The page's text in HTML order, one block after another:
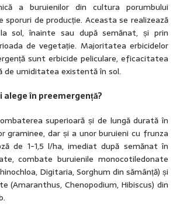
a buruienilor din cultura porumbului
de producție. Aceasta se realizează
sol, înainte sau după semănat, și prin
de vegetație. Majoritatea erbicidelor
sunt erbicide peliculare, eficacitatea
de umiditatea existentă în sol.
alege în preemergență?
superioară și de lungă durată în
graminee, dar și a unor buruieni cu frunza
de 1-1,5 l/ha, imediat după semănat în
combate buruienile monocotiledonate
Digitaria, Sorghum din sămânță) și
(Amaranthus, Chenopodium, Hibiscus) din